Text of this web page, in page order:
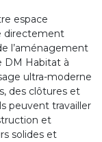
espace
directement
l’aménagement
DM Habitat à
ultra-moderne
des clôtures et
peuvent travailler
et
solides et